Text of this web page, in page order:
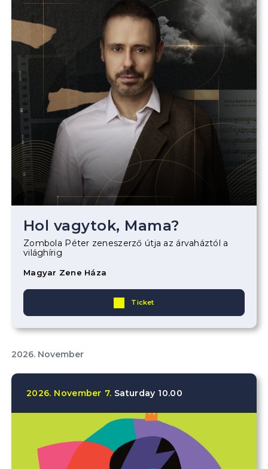
Hol vagytok, Mama?
Zombola Péter zeneszerző útja az árvaháztól a
világhírig
Magyar Zene Háza
Ticket
2026. November
2026. November 7. Saturday 10.00